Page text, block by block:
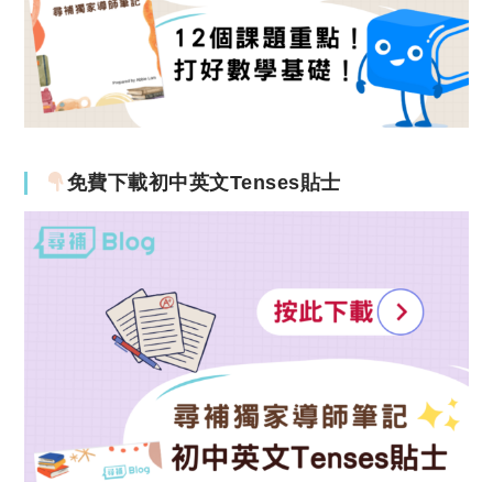
免費下載初中英文Tenses貼士